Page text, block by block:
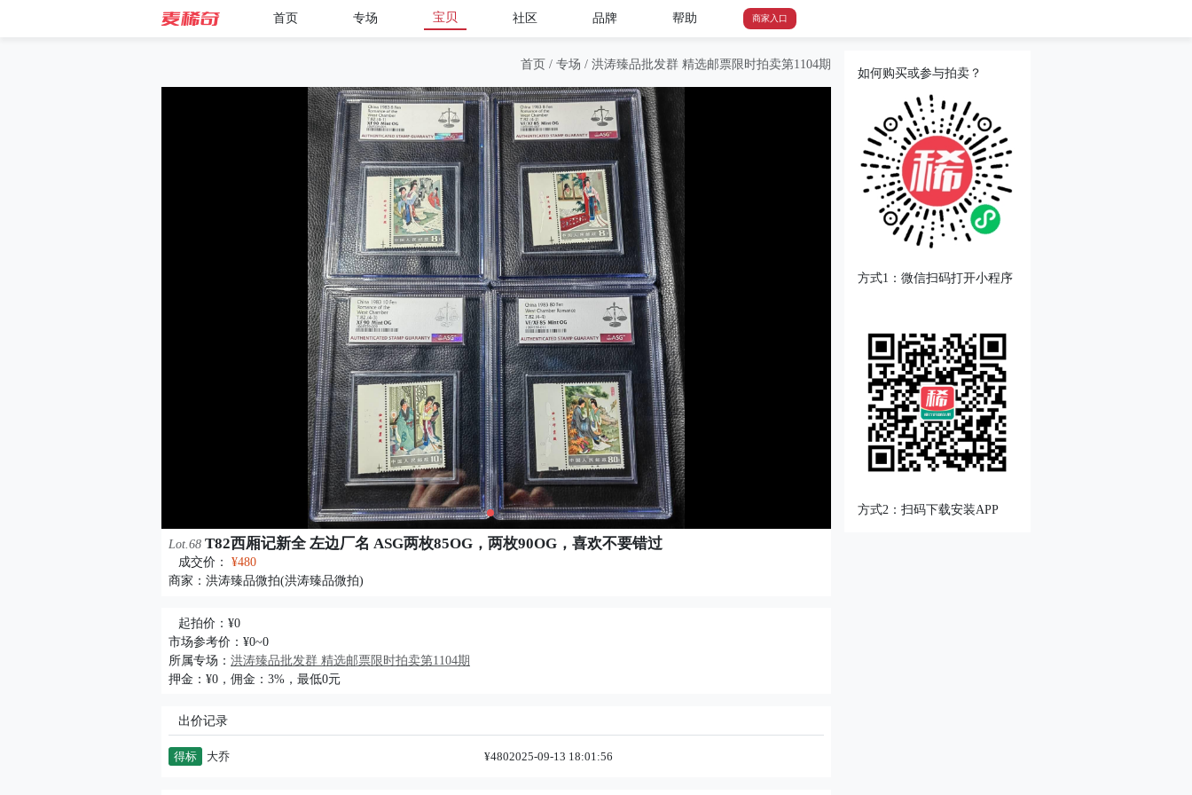
首页 专场 宝贝 社区 品牌 帮助 商家入口
首页 / 专场 / 洪涛臻品批发群 精选邮票限时拍卖第1104期
Lot.68 T82西厢记新全 左边厂名 ASG两枚85OG，两枚90OG，喜欢不要错过
成交价： ¥480
商家： 洪涛臻品微拍(洪涛臻品微拍)
起拍价：¥0
市场参考价：¥0~0
所属专场： 洪涛臻品批发群 精选邮票限时拍卖第1104期
押金：¥0，佣金：3%，最低0元
出价记录
得标 大乔 ¥4802025-09-13 18:01:56
如何购买或参与拍卖？
方式1：微信扫码打开小程序
方式2：扫码下载安装APP